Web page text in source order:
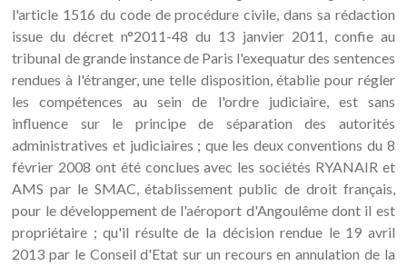
l'article 1516 du code de procédure civile, dans sa rédaction
issue du décret n°2011-48 du 13 janvier 2011, confie au
tribunal de grande instance de Paris l'exequatur des sentences
rendues à l'étranger, une telle disposition, établie pour régler
les compétences au sein de l'ordre judiciaire, est sans
influence sur le principe de séparation des autorités
administratives et judiciaires ; que les deux conventions du 8
février 2008 ont été conclues avec les sociétés RYANAIR et
AMS par le SMAC, établissement public de droit français,
pour le développement de l'aéroport d'Angoulême dont il est
propriétaire ; qu'il résulte de la décision rendue le 19 avril
2013 par le Conseil d'Etat sur un recours en annulation de la